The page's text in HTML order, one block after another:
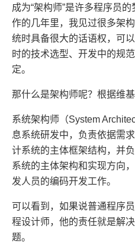
成为“架构师”是许多程序员
作的几年里，我见过很多架
统时具备很大的话语权，可
时的技术选型、开发中的规
定。
那什么是架构师呢？根据维
系统架构师（System
息系统研发中，负责依据需
计系统的主体框架结构，并
系统的主体架构和实现方向
发人员的编码开发工作。
可以看到，如果说普通程序
程设计师，他的责任就是解
题。